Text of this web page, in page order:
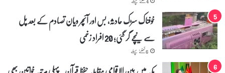
خوفناک سڑک حادثہ، بس اور آئچر ویان تصادم کے بعد پل
سے نیچے گر گئی؛ 20 افراد زخمی
6 گھنٹے پہلے